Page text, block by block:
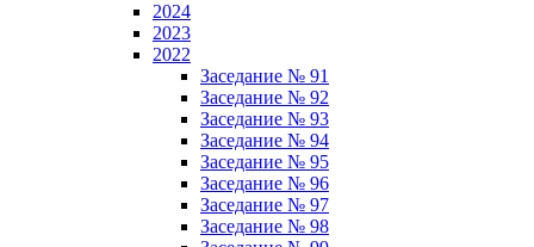
2024
2023
2022
Заседание № 91
Заседание № 92
Заседание № 93
Заседание № 94
Заседание № 95
Заседание № 96
Заседание № 97
Заседание № 98